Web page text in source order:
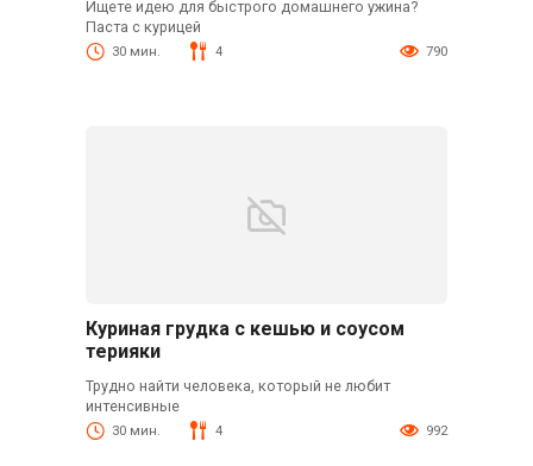
Ищете идею для быстрого домашнего ужина?
Паста с курицей
30 мин. 4 790
Куриная грудка с кешью и соусом
терияки
Трудно найти человека, который не любит
интенсивные
30 мин. 4 992